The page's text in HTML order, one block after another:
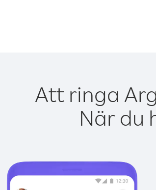
Att ringa
När du